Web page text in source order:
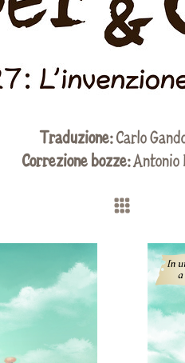
Traduzione:Carlo
Correzione bozze:Antonio